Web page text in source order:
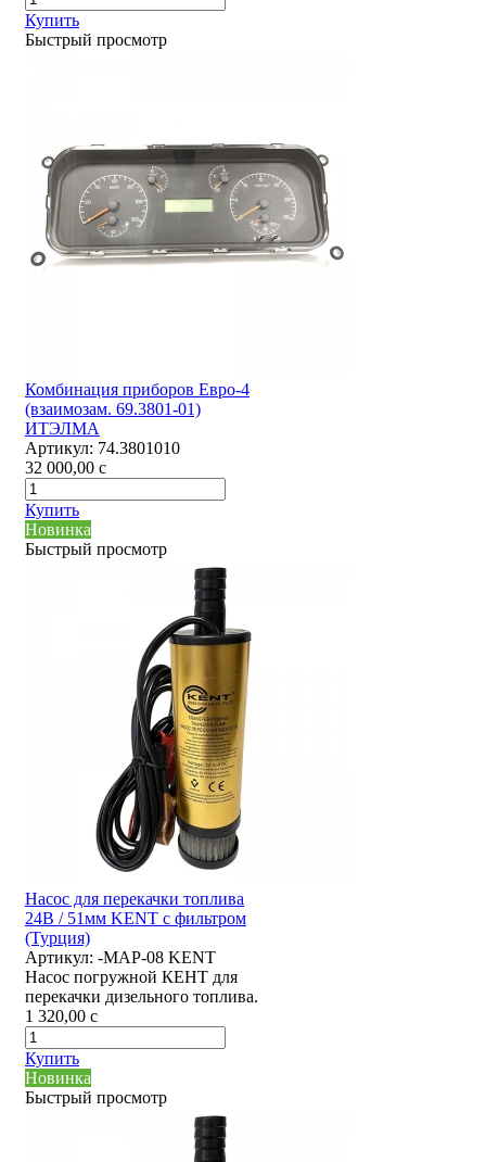
Купить
Быстрый просмотр
Комбинация приборов Евро-4
(взаимозам. 69.3801-01)
ИТЭЛМА
Артикул: 74.3801010
32 000,00 c
Купить
Новинка
Быстрый просмотр
Насос для перекачки топлива
24В / 51мм KENT с фильтром
(Турция)
Артикул: -MAP-08 KENT
Насос погружной КЕНТ для
перекачки дизельного топлива.
1 320,00 c
Купить
Новинка
Быстрый просмотр